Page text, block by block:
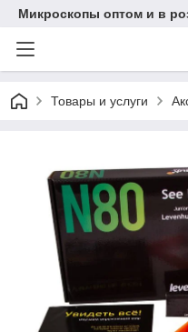
Микроскопы оптом и в
Товары и услуги